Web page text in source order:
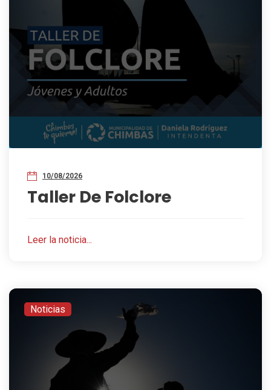
10/08/2026
Taller De Folclore
Leer la noticia...
Noticias